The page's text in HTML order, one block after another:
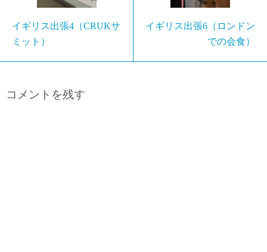
イギリス出張4（CRUKサ
ミット）
イギリス出張6（ロンドン
での会食）
コメントを残す